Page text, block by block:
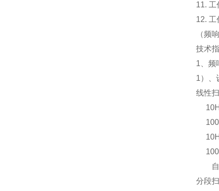
11.
12.
（频
技术
1、频
1）、
线性
自定
分段